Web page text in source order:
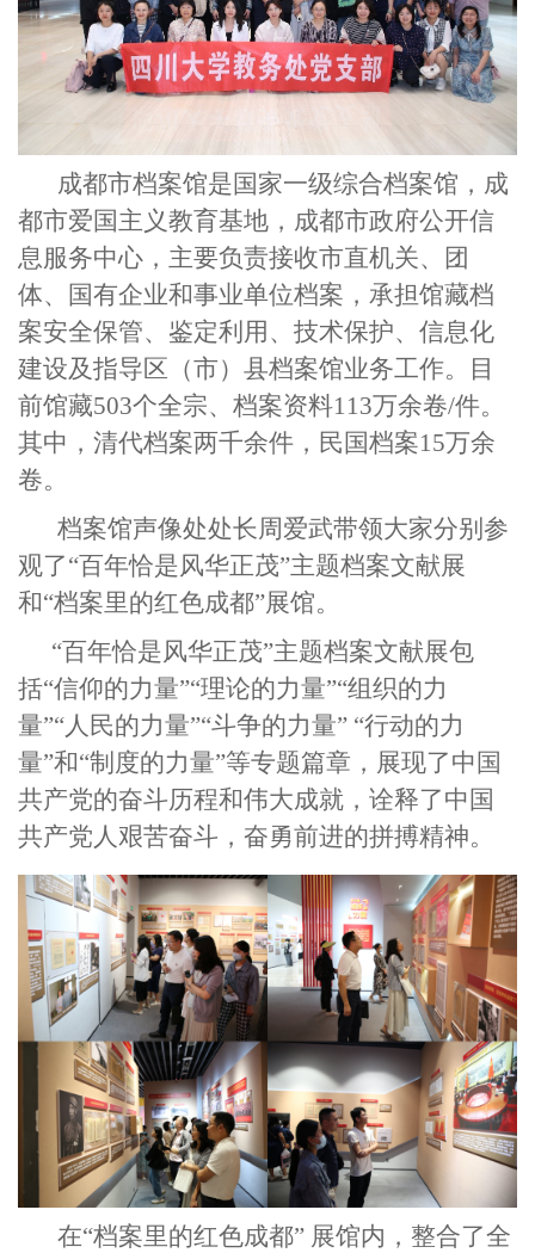
成都市档案馆是国家一级综合档案馆，成
都市爱国主义教育基地，成都市政府公开信
息服务中心，主要负责接收市直机关、团
体、国有企业和事业单位档案，承担馆藏档
案安全保管、鉴定利用、技术保护、信息化
建设及指导区（市）县档案馆业务工作。目
前馆藏503个全宗、档案资料113万余卷/件。
其中，清代档案两千余件，民国档案15万余
卷。
档案馆声像处处长周爱武带领大家分别参
观了“百年恰是风华正茂”主题档案文献展
和“档案里的红色成都”展馆。
“百年恰是风华正茂”主题档案文献展包
括“信仰的力量”“理论的力量”“组织的力
量”“人民的力量”“斗争的力量” “行动的力
量”和“制度的力量”等专题篇章，展现了中国
共产党的奋斗历程和伟大成就，诠释了中国
共产党人艰苦奋斗，奋勇前进的拼搏精神。
在“档案里的红色成都” 展馆内，整合了全